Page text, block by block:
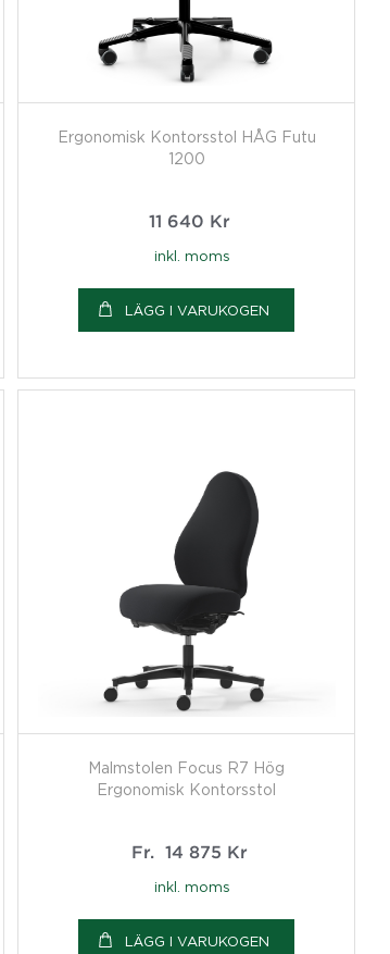
Ergonomisk Kontorsstol HÅG Futu
1200
11 640 Kr
inkl. moms
LÄGG I VARUKOGEN
Malmstolen Focus R7 Hög
Ergonomisk Kontorsstol
Fr. 14 875 Kr
inkl. moms
LÄGG I VARUKOGEN